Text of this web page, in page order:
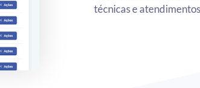
técnicas e